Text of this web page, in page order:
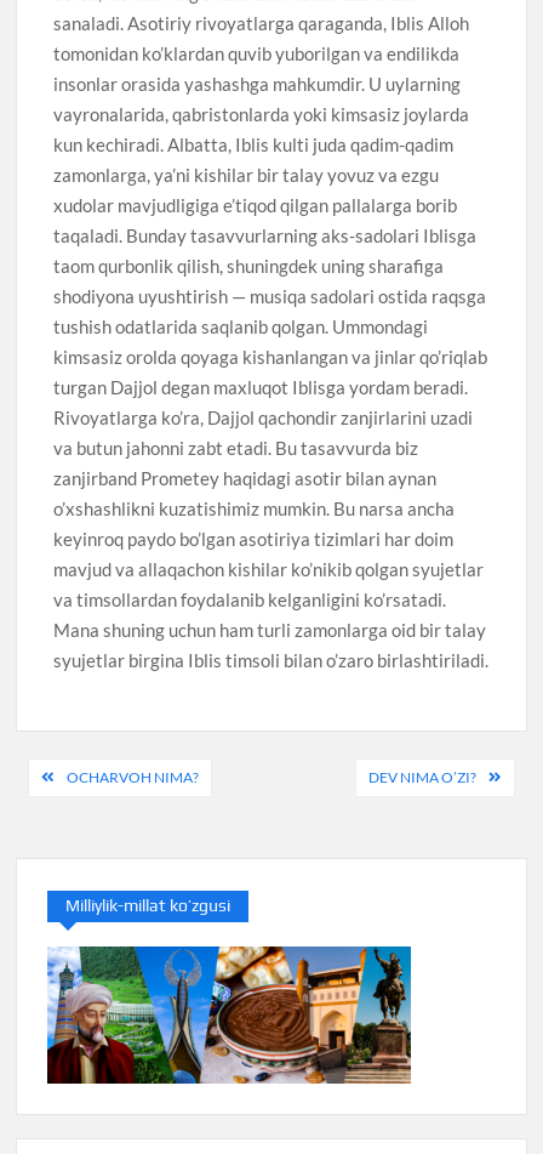
sanaladi. Asotiriy rivoyatlarga qaraganda, Iblis Alloh
tomonidan ko’klardan quvib yuborilgan va endilikda
insonlar orasida yashashga mahkumdir. U uylarning
vayronalarida, qabristonlarda yoki kimsasiz joylarda
kun kechiradi. Albatta, Iblis kulti juda qadim-qadim
zamonlarga, ya’ni kishilar bir talay yovuz va ezgu
xudolar mavjudligiga e’tiqod qilgan pallalarga borib
taqaladi. Bunday tasavvurlarning aks-sadolari Iblisga
taom qurbonlik qilish, shuningdek uning sharafiga
shodiyona uyushtirish — musiqa sadolari ostida raqsga
tushish odatlarida saqlanib qolgan. Ummondagi
kimsasiz orolda qoyaga kishanlangan va jinlar qo’riqlab
turgan Dajjol degan maxluqot Iblisga yordam beradi.
Rivoyatlarga ko’ra, Dajjol qachondir zanjirlarini uzadi
va butun jahonni zabt etadi. Bu tasavvurda biz
zanjirband Prometey haqidagi asotir bilan aynan
o’xshashlikni kuzatishimiz mumkin. Bu narsa ancha
keyinroq paydo bo’lgan asotiriya tizimlari har doim
mavjud va allaqachon kishilar ko’nikib qolgan syujetlar
va timsollardan foydalanib kelganligini ko’rsatadi.
Mana shuning uchun ham turli zamonlarga oid bir talay
syujetlar birgina Iblis timsoli bilan o’zaro birlashtiriladi.
PostOCHARVOH NIMA? DEV NIMA O’ZI?
Milliylik-millat ko’zgusi